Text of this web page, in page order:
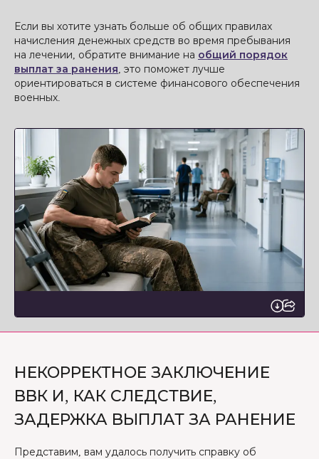
Если вы хотите узнать больше об общих правилах
начисления денежных средств во время пребывания
на лечении, обратите внимание на общий порядок
выплат за ранения , это поможет лучше
ориентироваться в системе финансового обеспечения
военных.
НЕКОРРЕКТНОЕ ЗАКЛЮЧЕНИЕ
ВВК И, КАК СЛЕДСТВИЕ,
ЗАДЕРЖКА ВЫПЛАТ ЗА РАНЕНИЕ
Представим, вам удалось получить справку об